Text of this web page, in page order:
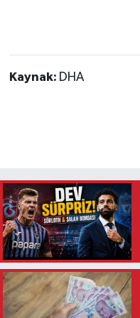
Kaynak: DHA